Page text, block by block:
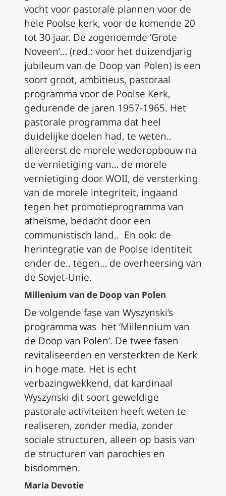
vocht voor pastorale plannen voor de
hele Poolse kerk, voor de komende 20
tot 30 jaar. De zogenoemde ‘Grote
Noveen’… (red.: voor het duizendjarig
jubileum van de Doop van Polen) is een
soort groot, ambitieus, pastoraal
programma voor de Poolse Kerk,
gedurende de jaren 1957-1965. Het
pastorale programma dat heel
duidelijke doelen had, te weten..
allereerst de morele wederopbouw na
de vernietiging van… de morele
vernietiging door WOII, de versterking
van de morele integriteit, ingaand
tegen het promotieprogramma van
atheïsme, bedacht door een
communistisch land.. En ook: de
herintegratie van de Poolse identiteit
onder de.. tegen… de overheersing van
de Sovjet-Unie.
Millenium van de Doop van Polen
De volgende fase van Wyszynski’s
programma was het ‘Millennium van
de Doop van Polen’. De twee fasen
revitaliseerden en versterkten de Kerk
in hoge mate. Het is echt
verbazingwekkend, dat kardinaal
Wyszynski dit soort geweldige
pastorale activiteiten heeft weten te
realiseren, zonder media, zonder
sociale structuren, alleen op basis van
de structuren van parochies en
bisdommen.
Maria Devotie